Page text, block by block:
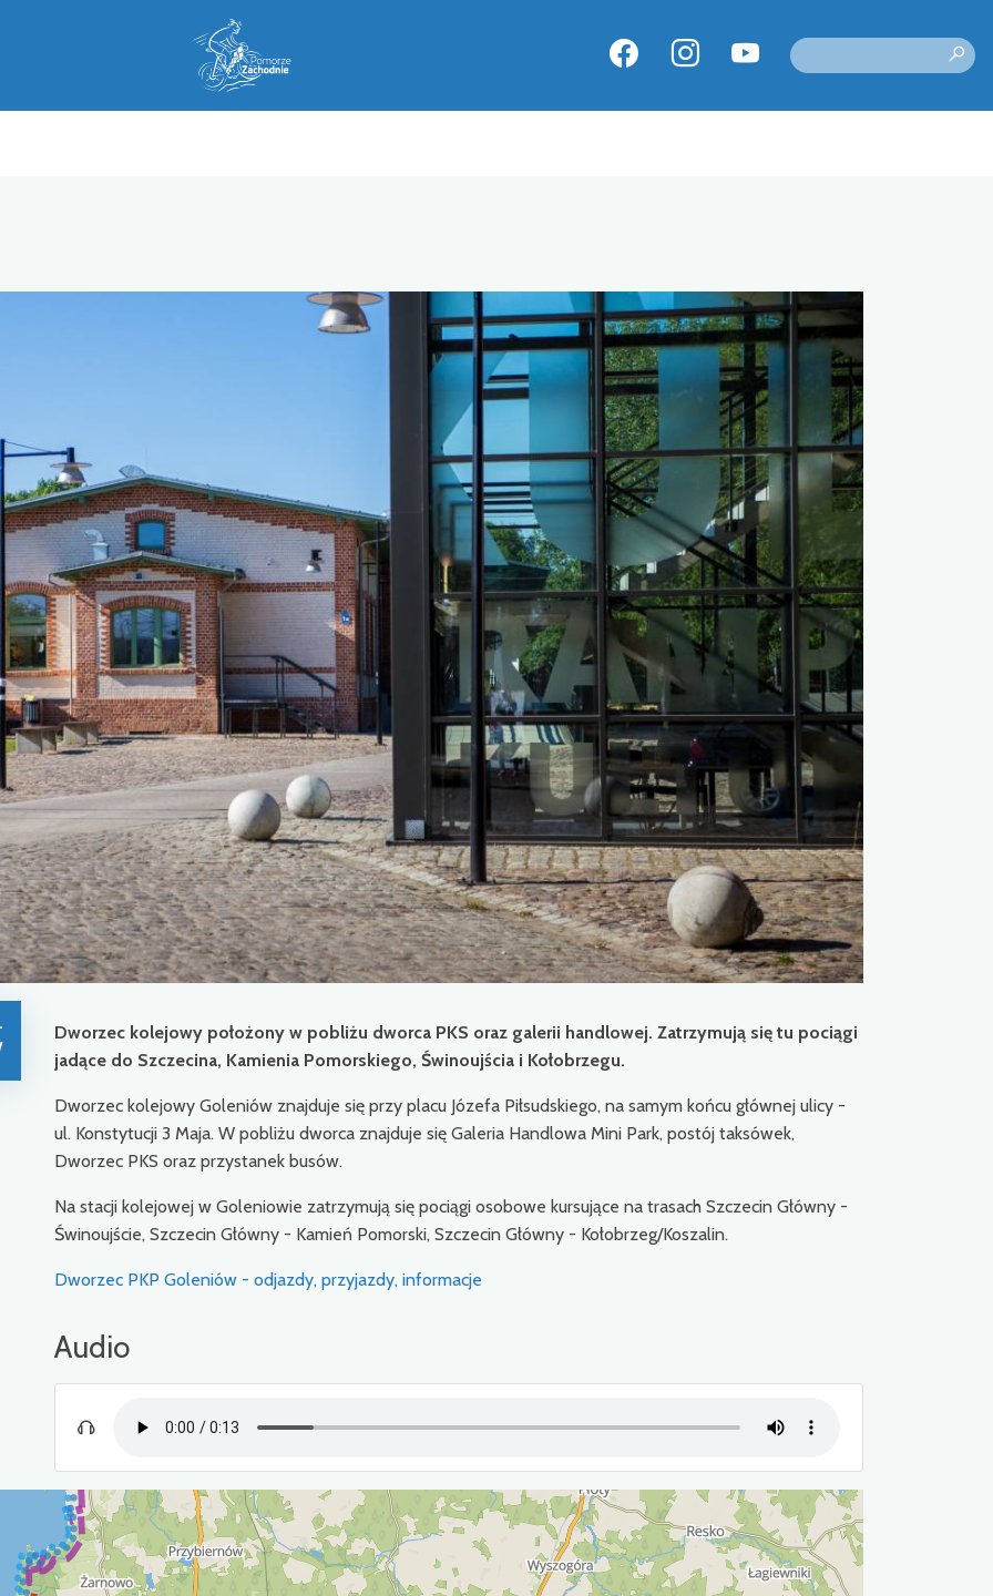
Dworzec kolejowy położony w pobliżu dworca PKS oraz galerii handlowej. Zatrzymują się tu pociągi
jadące do Szczecina, Kamienia Pomorskiego, Świnoujścia i Kołobrzegu.
Dworzec kolejowy Goleniów znajduje się przy placu Józefa Piłsudskiego, na samym końcu głównej ulicy -
ul. Konstytucji 3 Maja. W pobliżu dworca znajduje się Galeria Handlowa Mini Park, postój taksówek,
Dworzec PKS oraz przystanek busów.
Na stacji kolejowej w Goleniowie zatrzymują się pociągi osobowe kursujące na trasach Szczecin Główny -
Świnoujście, Szczecin Główny - Kamień Pomorski, Szczecin Główny - Kołobrzeg/Koszalin.
Dworzec PKP Goleniów - odjazdy, przyjazdy, informacje
Audio